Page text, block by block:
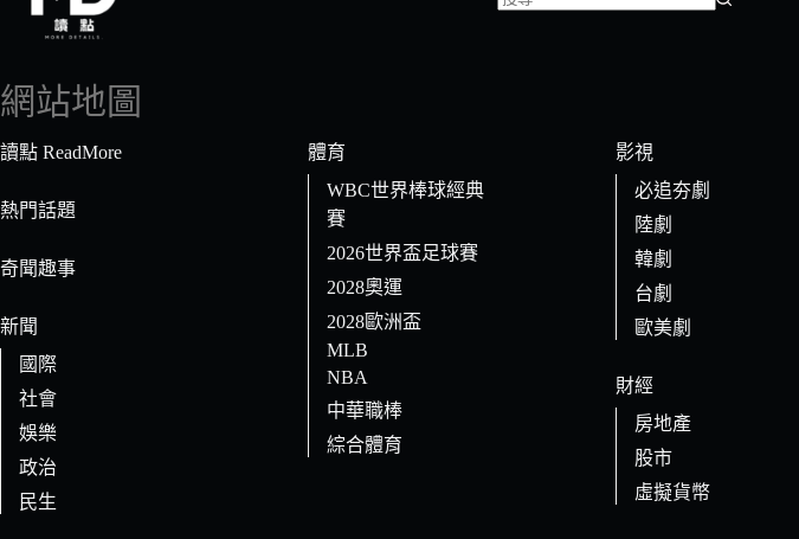
網站地圖
讀點 ReadMore
熱門話題
奇聞趣事
新聞
國際
社會
娛樂
政治
民生
體育
WBC世界棒球經典
賽
2026世界盃足球賽
2028奧運
2028歐洲盃
MLB
NBA
中華職棒
綜合體育
影視
必追夯劇
陸劇
韓劇
台劇
歐美劇
財經
房地產
股市
虛擬貨幣